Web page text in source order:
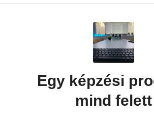
Egy képzési
mind felett